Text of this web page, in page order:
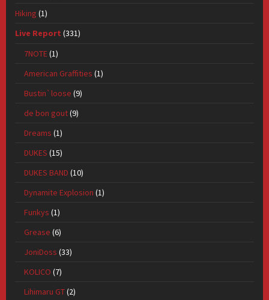
Hiking (1)
Live Report (331)
7NOTE(1)
American Graffities (1)
Bustin`loose (9)
de bon gout(9)
Dreams (1)
DUKES (15)
DUKES BAND (10)
Dynamite Explosion (1)
Funkys (1)
Grease (6)
JoniDoss (33)
KOLICO (7)
Lihimaru GT(2)